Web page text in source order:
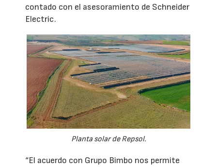
contado con el asesoramiento de Schneider
Electric.
Planta solar de Repsol.
“El acuerdo con Grupo Bimbo nos permite